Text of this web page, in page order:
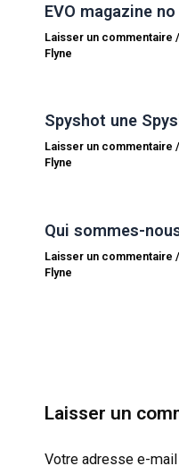
EVO magazine
Laisser un commentaire /
Flyne
Spyshot une
Laisser un commentaire /
Flyne
Qui sommes-
Laisser un commentaire /
Flyne
Laisser un
Votre adresse e-